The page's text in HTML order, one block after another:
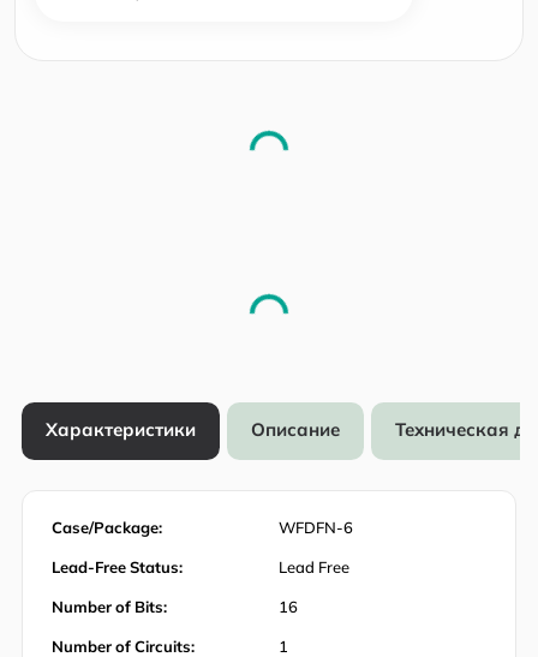
Характеристики Описание Техническая
Case/Package: WFDFN-6
Lead-Free Status: Lead Free
Number of Bits: 16
Number of Circuits: 1